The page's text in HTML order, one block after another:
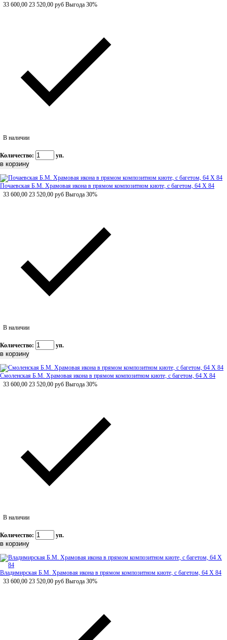
33 600,00 23 520,00 руб Выгода 30%
В наличии
Количество: уп.
Почаевская Б.М. Храмовая икона в прямом композитном киоте, с багетом, 64 Х 84
33 600,00 23 520,00 руб Выгода 30%
В наличии
Количество: уп.
Смоленская Б.М. Храмовая икона в прямом композитном киоте, с багетом, 64 Х 84
33 600,00 23 520,00 руб Выгода 30%
В наличии
Количество: уп.
Владимирская Б.М. Храмовая икона в прямом композитном киоте, с багетом, 64 Х 84
33 600,00 23 520,00 руб Выгода 30%